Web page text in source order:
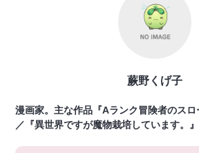
蕨野くげ子
漫画家。主な作品『Aランク冒険者のスロ
／『異世界ですが魔物栽培しています。